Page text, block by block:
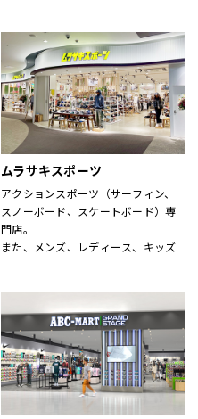
ムラサキスポーツ
アクションスポーツ（サーフィン、
スノーボード、スケートボード）専
門店。
また、メンズ、レディース、キッズ
ンドが揃います。
アクションスポーツスペシャリスト
が在籍していますので、ビギナーの
方からエキスパートの方までお任せ
下さい。